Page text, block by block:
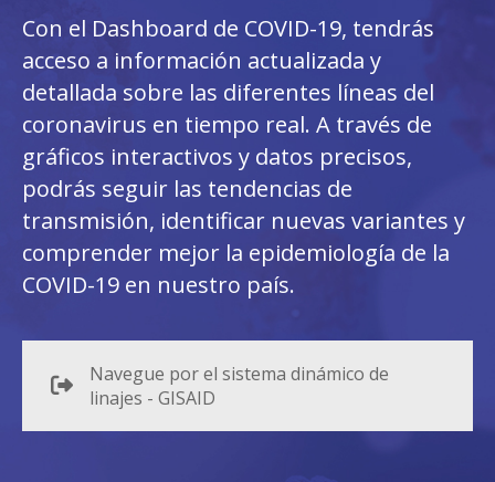
Con el Dashboard de COVID-19, tendrás
acceso a información actualizada y
detallada sobre las diferentes líneas del
coronavirus en tiempo real. A través de
gráficos interactivos y datos precisos,
podrás seguir las tendencias de
transmisión, identificar nuevas variantes y
comprender mejor la epidemiología de la
COVID-19 en nuestro país.
Navegue por el sistema dinámico de
linajes - GISAID